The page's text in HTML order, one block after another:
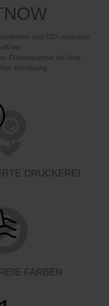
und CO²-neutralen
bei.
Climatepartner bei Ihrer
Bestellung.
DRUCKEREI
FARBEN